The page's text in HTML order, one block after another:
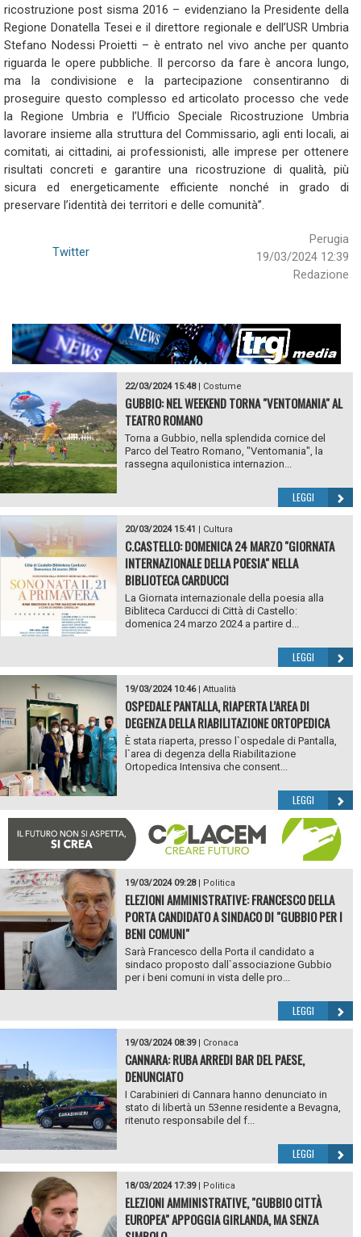
ricostruzione post sisma 2016 – evidenziano la Presidente della
Regione Donatella Tesei e il direttore regionale e dell’USR Umbria
Stefano Nodessi Proietti – è entrato nel vivo anche per quanto
riguarda le opere pubbliche. Il percorso da fare è ancora lungo,
ma la condivisione e la partecipazione consentiranno di
proseguire questo complesso ed articolato processo che vede
la Regione Umbria e l’Ufficio Speciale Ricostruzione Umbria
lavorare insieme alla struttura del Commissario, agli enti locali, ai
comitati, ai cittadini, ai professionisti, alle imprese per ottenere
risultati concreti e garantire una ricostruzione di qualità, più
sicura ed energeticamente efficiente nonché in grado di
preservare l’identità dei territori e delle comunità”.
Perugia
19/03/2024 12:39
Redazione
Twitter
22/03/2024 15:48| Costume
GUBBIO: NEL WEEKEND TORNA "VENTOMANIA" AL
TEATRO ROMANO
Torna a Gubbio, nella splendida cornice del
Parco del Teatro Romano, "Ventomania", la
rassegna aquilonistica internazion...
LEGGI
20/03/2024 15:41 Cultura
C.CASTELLO: DOMENICA 24 MARZO "GIORNATA
INTERNAZIONALE DELLA POESIA" NELLA
BIBLIOTECA CARDUCCI
La Giornata internazionale della poesia alla
Bibliteca Carducci di Città di Castello:
domenica 24 marzo 2024 a partire d...
LEGGI
19/03/2024 10:46| Attualità
OSPEDALE PANTALLA, RIAPERTA L’AREA DI
DEGENZA DELLA RIABILITAZIONE ORTOPEDICA
È stata riaperta, presso l`ospedale di Pantalla,
l`area di degenza della Riabilitazione
Ortopedica Intensiva che consent...
LEGGI
19/03/2024 09:28| Politica
ELEZIONI AMMINISTRATIVE: FRANCESCO DELLA
PORTA CANDIDATO A SINDACO DI "GUBBIO PER I
BENI COMUNI"
Sarà Francesco della Porta il candidato a
sindaco proposto dall`associazione Gubbio
per i beni comuni in vista delle pro...
LEGGI
19/03/2024 08:39| Cronaca
CANNARA: RUBA ARREDI BAR DEL PAESE,
DENUNCIATO
I Carabinieri di Cannara hanno denunciato in
stato di libertà un 53enne residente a Bevagna,
ritenuto responsabile del f...
LEGGI
18/03/2024 17:39| Politica
ELEZIONI AMMINISTRATIVE, "GUBBIO CITTÀ
EUROPEA" APPOGGIA GIRLANDA, MA SENZA